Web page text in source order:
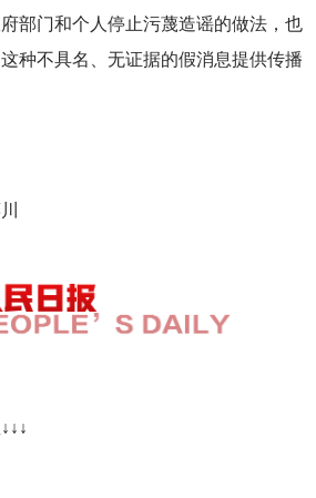
部门和个人停止污蔑造谣的做法，也
种不具名、无证据的假消息提供传播